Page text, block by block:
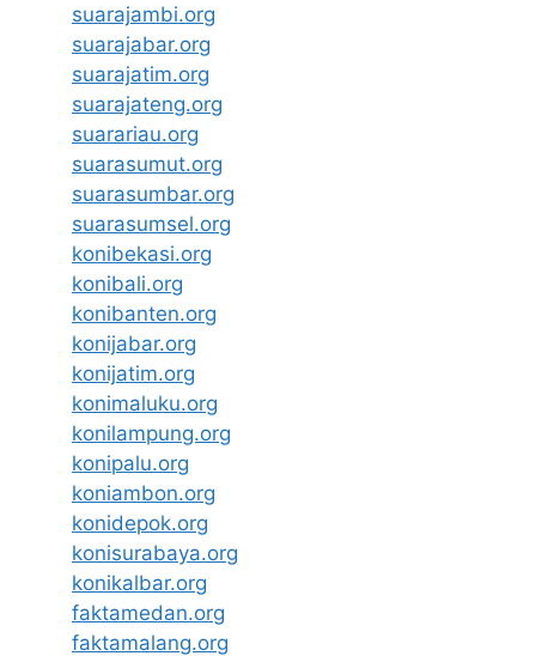
suarajambi.org
suarajabar.org
suarajatim.org
suarajateng.org
suarariau.org
suarasumut.org
suarasumbar.org
suarasumsel.org
konibekasi.org
konibali.org
konibanten.org
konijabar.org
konijatim.org
konimaluku.org
konilampung.org
konipalu.org
koniambon.org
konidepok.org
konisurabaya.org
konikalbar.org
faktamedan.org
faktamalang.org